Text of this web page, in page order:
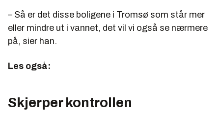
– Så er det disse boligene i Tromsø som står mer
eller mindre ut i vannet, det vil vi også se nærmere
på, sier han.
Les også:
Skjerper kontrollen